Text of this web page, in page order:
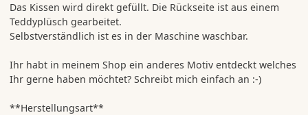
Das Kissen wird direkt gefüllt. Die Rückseite ist aus einem
Teddyplüsch gearbeitet.
Selbstverständlich ist es in der Maschine waschbar.
Ihr habt in meinem Shop ein anderes Motiv entdeckt welches
Ihr gerne haben möchtet? Schreibt mich einfach an :-)
**Herstellungsart**